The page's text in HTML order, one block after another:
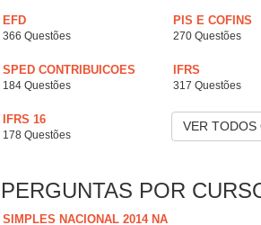
EFD
366 Questões
PIS E COFINS
270 Questões
SPED CONTRIBUICOES
184 Questões
IFRS
317 Questões
IFRS 16
178 Questões
VER TODOS
PERGUNTAS POR
SIMPLES NACIONAL 2014 NA